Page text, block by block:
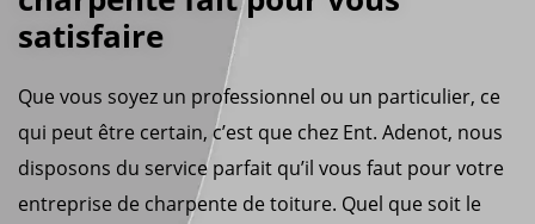
satisfaire
Que vous soyez un professionnel ou un particulier, ce
qui peut être certain, c’est que chez Ent. Adenot, nous
disposons du service parfait qu’il vous faut pour votre
entreprise de charpente de toiture. Quel que soit le